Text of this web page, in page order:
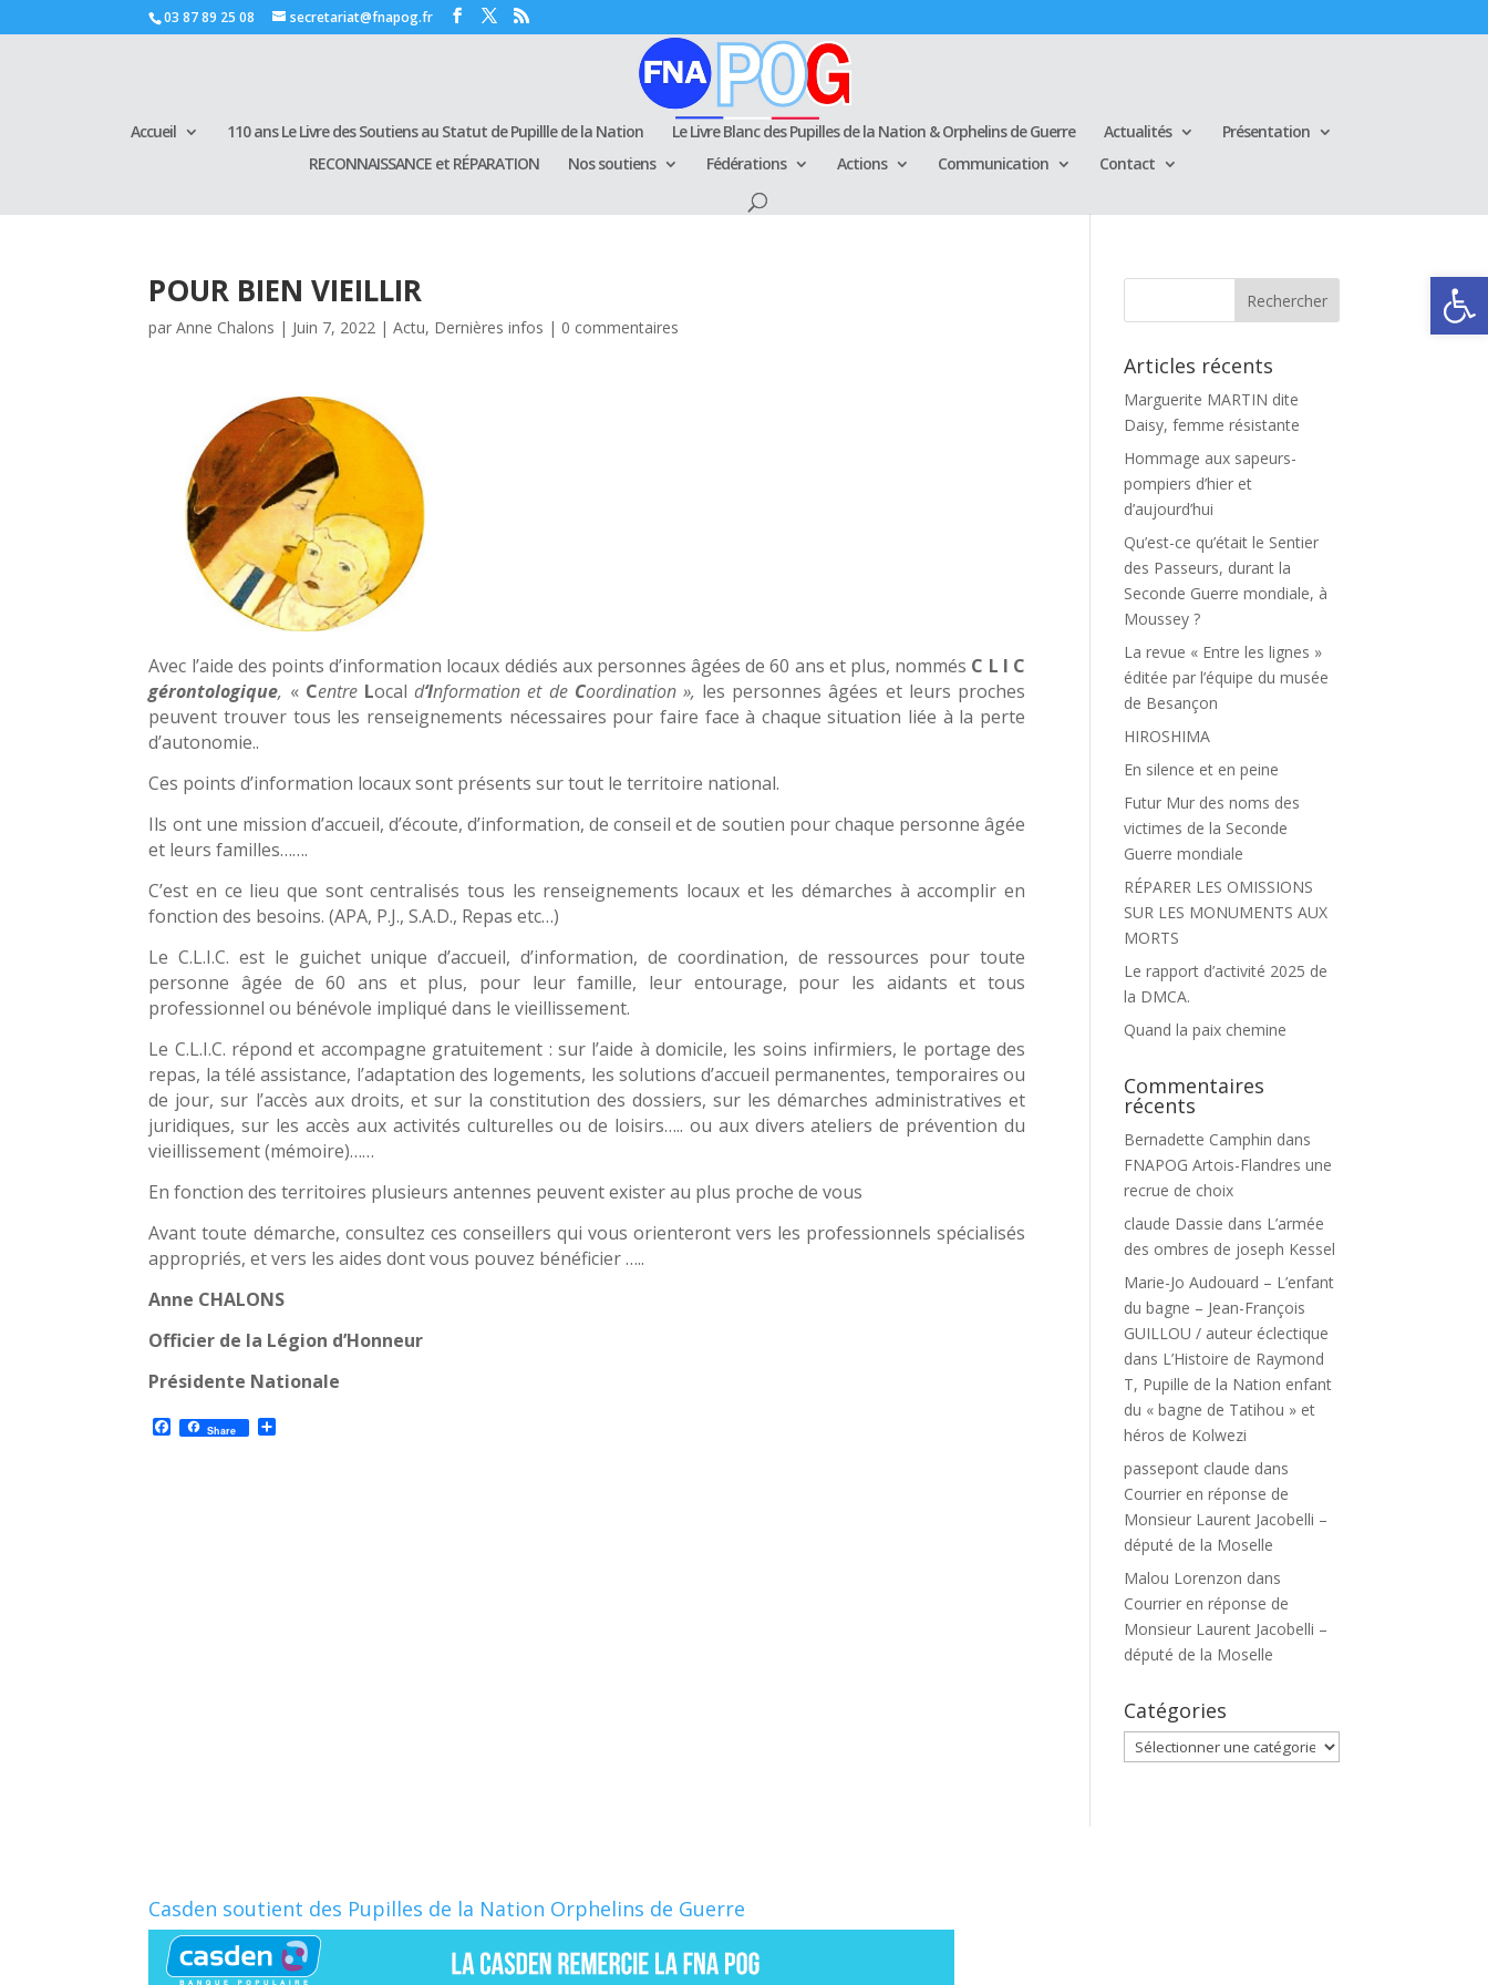
Ouvrir
03 87 89 25 08 secretariat@fnapog.fr
Accueil 110 ans Le Livre des Soutiens au Statut de Pupillle de la Nation Le Livre Blanc des Pupilles de la Nation & Orphelins de Guerre Actualités
Présentation
RECONNAISSANCE et RÉPARATION
Nos soutiens Fédérations Actions Communication Contact
POUR BIEN VIEILLIR
parAnne Chalons | Juin 7, 2022 |Actu, Dernières infos | 0 commentaires
Avec l’aide des points d’information locaux dédiés aux personnes âgées de 60 ans et plus, nommés C L I C
gérontologique, «Centre Locald‘Information et de Coordination », les personnes âgées et leurs proches
peuvent trouver tous les renseignements nécessaires pour faire face à chaque situation liée à la perte
d’autonomie..
Ces points d’information locaux sont présents sur tout le territoire national.
Ils ont une mission d’accueil, d’écoute, d’information, de conseil et de soutien pour chaque personne âgée
et leurs familles…….
C’est en ce lieu que sont centralisés tous les renseignements locaux et les démarches à accomplir en
fonction des besoins. (APA, P.J., S.A.D., Repas etc…)
Le C.L.I.C. est le guichet unique d’accueil, d’information, de coordination, de ressources pour toute
personne âgée de 60 ans et plus, pour leur famille, leur entourage, pour les aidants et tous
professionnel ou bénévole impliqué dans le vieillissement.
Le C.L.I.C. répond et accompagne gratuitement : sur l’aide à domicile, les soins infirmiers, le portage des
repas, la télé assistance, l’adaptation des logements, les solutions d’accueil permanentes, temporaires ou
de jour, sur l’accès aux droits, et sur la constitution des dossiers, sur les démarches administratives et
juridiques, sur les accès aux activités culturelles ou de loisirs….. ou aux divers ateliers de prévention du
vieillissement (mémoire)……
En fonction des territoires plusieurs antennes peuvent exister au plus proche de vous
Avant toute démarche, consultez ces conseillers qui vous orienteront vers les professionnels spécialisés
appropriés, et vers les aides dont vous pouvez bénéficier …..
Anne CHALONS
Officier de la Légion d’Honneur
Présidente Nationale
F
a
Share
Articles récents
Marguerite MARTIN dite
Daisy, femme résistante
Hommage aux sapeurs-
pompiers d’hier et
d’aujourd’hui
Qu’est-ce qu’était le Sentier
des Passeurs, durant la
Seconde Guerre mondiale, à
Moussey ?
La revue « Entre les lignes »
éditée par l’équipe du musée
de Besançon
HIROSHIMA
En silence et en peine
Futur Mur des noms des
victimes de la Seconde
Guerre mondiale
RÉPARER LES OMISSIONS
SUR LES MONUMENTS AUX
MORTS
Le rapport d’activité 2025 de
la DMCA.
Quand la paix chemine
Commentaires
récents
Bernadette Camphin dans
FNAPOG Artois-Flandres une
recrue de choix
claude Dassie dans L’armée
des ombres de joseph Kessel
Marie-Jo Audouard – L’enfant
du bagne – Jean-François
GUILLOU / auteur éclectique
dans L’Histoire de Raymond
T, Pupille de la Nation enfant
du « bagne de Tatihou » et
héros de Kolwezi
passepont claude dans
Courrier en réponse de
Monsieur Laurent Jacobelli –
député de la Moselle
Malou Lorenzon dans
Courrier en réponse de
Monsieur Laurent Jacobelli –
député de la Moselle
Catégories
Catégories
Casden soutient des Pupilles de la Nation Orphelins de Guerre